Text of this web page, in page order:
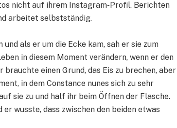
nicht auf ihrem Instagram-Profil. Berichten
arbeitet selbstständig.
als er um die Ecke kam, sah er sie zum
in diesem Moment verändern, wenn er den
einen Grund, das Eis zu brechen, aber
in dem Constance nunes sich zu sehr
sie zu und half ihr beim Öffnen der Flasche.
wusste, dass zwischen den beiden etwas